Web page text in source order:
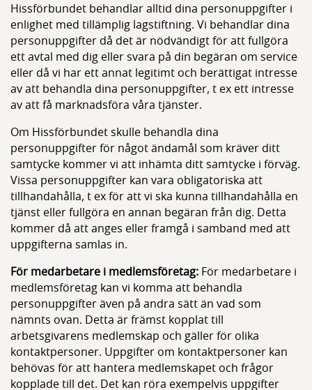
Hissförbundet behandlar alltid dina personuppgifter i
enlighet med tillämplig lagstiftning. Vi behandlar dina
personuppgifter då det är nödvändigt för att fullgöra
ett avtal med dig eller svara på din begäran om service
eller då vi har ett annat legitimt och berättigat intresse
av att behandla dina personuppgifter, t ex ett intresse
av att få marknadsföra våra tjänster.
Om Hissförbundet skulle behandla dina
personuppgifter för något ändamål som kräver ditt
samtycke kommer vi att inhämta ditt samtycke i förväg.
Vissa personuppgifter kan vara obligatoriska att
tillhandahålla, t ex för att vi ska kunna tillhandahålla en
tjänst eller fullgöra en annan begäran från dig. Detta
kommer då att anges eller framgå i samband med att
uppgifterna samlas in.
För medarbetare i medlemsföretag: För medarbetare i
medlemsföretag kan vi komma att behandla
personuppgifter även på andra sätt än vad som
nämnts ovan. Detta är främst kopplat till
arbetsgivarens medlemskap och gäller för olika
kontaktpersoner. Uppgifter om kontaktpersoner kan
behövas för att hantera medlemskapet och frågor
kopplade till det. Det kan röra exempelvis uppgifter